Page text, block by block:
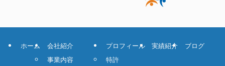
ホーム
会社紹介
事業内容
プロフィール
特許
実績紹介 ブログ